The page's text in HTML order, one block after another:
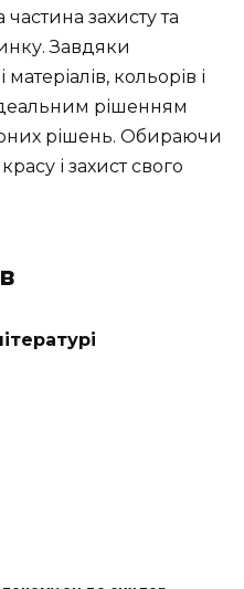
захисту та
Завдяки
кольорів і
рішенням
рішень. Обираючи
і захист свого